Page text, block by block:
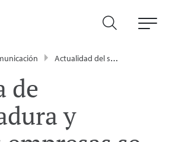
Actualidad del sector energético - Enagás
de
y